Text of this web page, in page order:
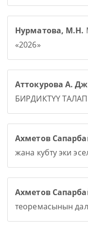
Нурматова, М.Н.
«2026»
Аттокурова А.
БИРДИКТҮҮ
Ахметов
жана кубту эки
Ахметов
теоремасынын